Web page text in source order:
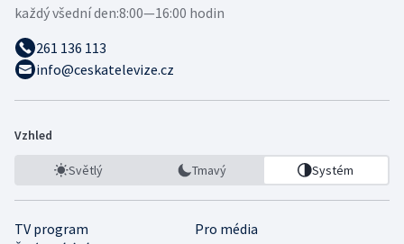
každý všední den:8:00—16:00 hodin
261 136 113
info@ceskatelevize.cz
Vzhled
Světlý Tmavý Systém
TV program
Pro média